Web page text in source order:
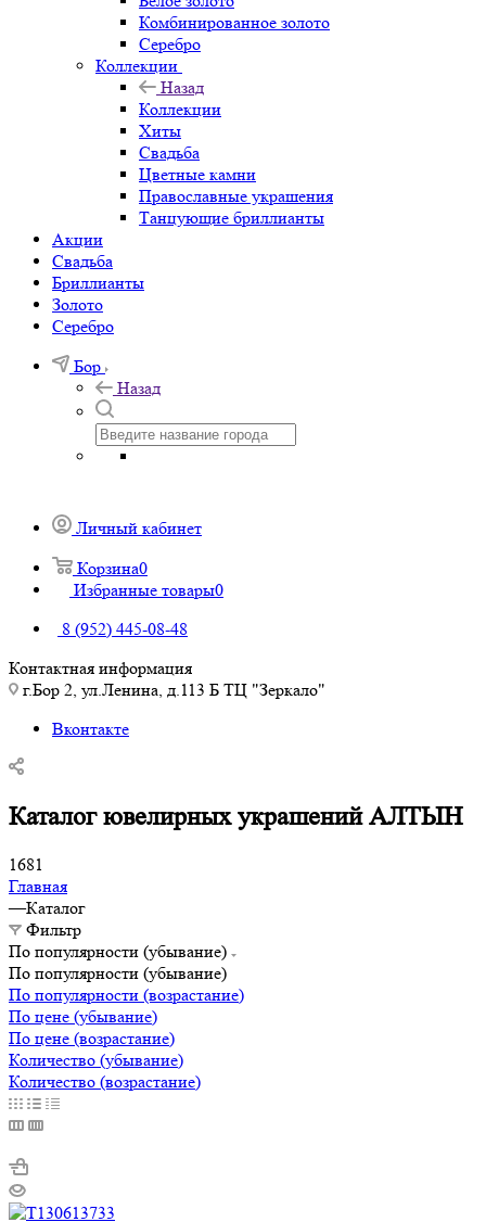
Комбинированное золото
Серебро
Коллекции
Назад
Коллекции
Хиты
Свадьба
Цветные камни
Православные украшения
Танцующие бриллианты
Акции
Свадьба
Бриллианты
Золото
Серебро
Бор
Назад
Личный кабинет
Корзина0
Избранные товары0
8 (952) 445-08-48
Контактная информация
г.Бор 2, ул.Ленина, д.113 Б ТЦ "Зеркало"
Вконтакте
Каталог ювелирных украшений АЛТЫН
1681
Главная
—Каталог
Фильтр
По популярности (убывание)
По популярности (убывание)
По популярности (возрастание)
По цене (убывание)
По цене (возрастание)
Количество (убывание)
Количество (возрастание)